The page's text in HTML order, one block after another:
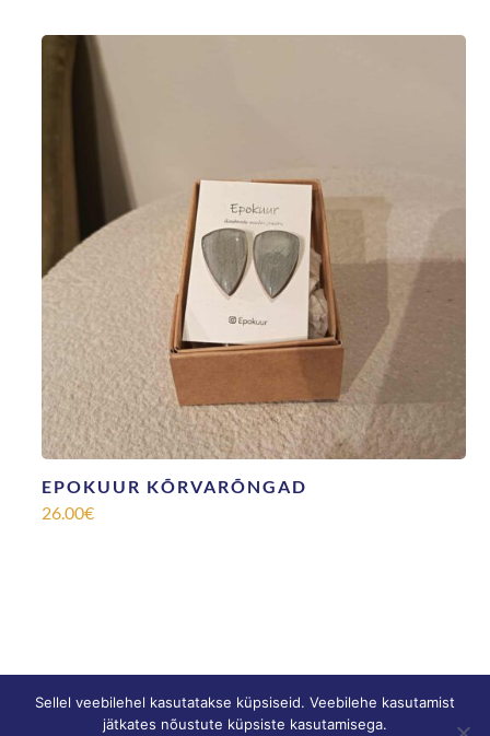
EPOKUUR KÕRVARÕNGAD
26.00€
Sellel veebilehel kasutatakse küpsiseid. Veebilehe kasutamist
jätkates nõustute küpsiste kasutamisega.